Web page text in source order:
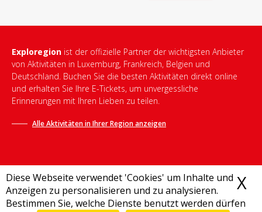
Diese Webseite verwendet 'Cookies' um Inhalte und
Anzeigen zu personalisieren und zu analysieren.
Bestimmen Sie, welche Dienste benutzt werden dürfen
X
Exploregion ist der offizielle Partner der wichtigsten Anbieter
von Aktivitäten in Luxemburg, Frankreich, Belgien und
Deutschland. Buchen Sie die besten Aktivitäten direkt online
und erhalten Sie Ihre E-Tickets, um unvergessliche
Erinnerungen mit Ihren Lieben zu teilen.
Alle Aktivitäten in Ihrer Region anzeigen
Allgemeine Geschäftsbedingungen-Datenschutzrichtlinie-